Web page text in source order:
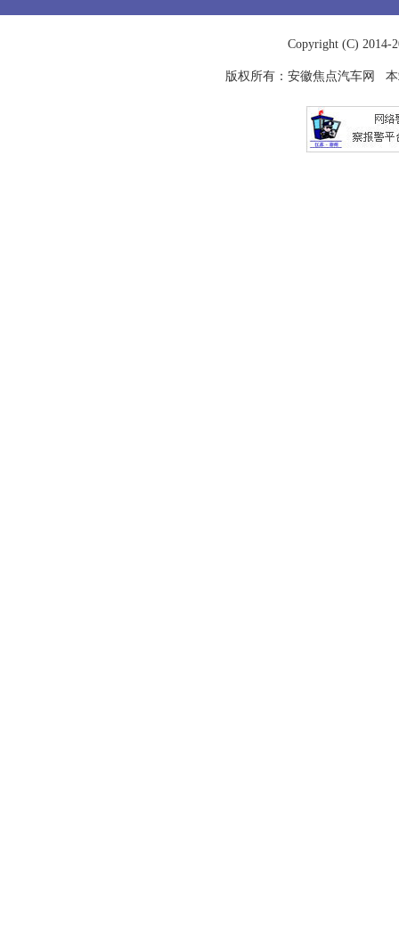
Copyright (C) 2014-
版权所有： 安徽焦点汽车网 本